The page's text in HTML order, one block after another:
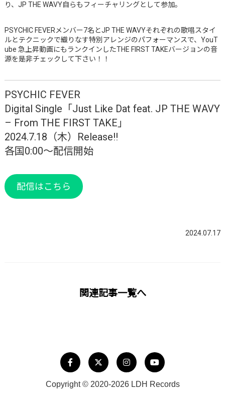
り、JP THE WAVY自らもフィーチャリングとして参加。
PSYCHIC FEVERメンバー7名とJP THE WAVYそれぞれの歌唱スタイ
ルとテクニックで織りなす特別アレンジのパフォーマンスで、YouT
ube 急上昇動画にもランクインしたTHE FIRST TAKEバージョンの音
源を是非チェックして下さい！！
PSYCHIC FEVER
Digital Single「Just Like Dat feat. JP THE WAVY
– From THE FIRST TAKE」
2024.7.18（木）Release!!
各国0:00〜配信開始
配信はこちら
2024.07.17
関連記事一覧へ
Copyright © 2020-2026 LDH Records